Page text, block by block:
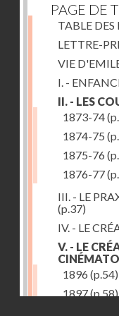
PAGE DE
TABLE DES
LETTRE-
VIE
I. -
II. - LES
1873-74
1874-75
1875-76
1876-77
III. - LE
(p.37)
IV. - LE
V. - LE
1896 (p.54)
1897(p.58)